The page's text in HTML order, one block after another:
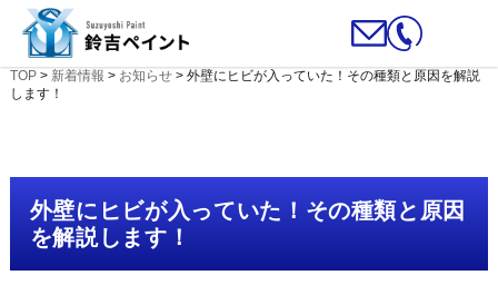
TOP> 新着情報 > お知らせ> 外壁にヒビが入っていた！その種類と原因を解説
します！
外壁にヒビが入っていた！その種類と原因
を解説します！